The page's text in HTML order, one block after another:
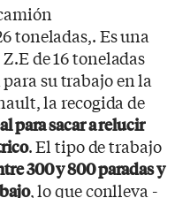
toneladas,. Es una
de 16 toneladas
su trabajo en la
la recogida de
para sacar a relucir
. El tipo de trabajo
300 y 800 paradas y
, lo que conlleva -